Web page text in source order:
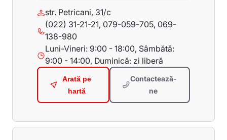
str. Petricani, 31/c
(022) 31-21-21, 079-059-705, 069-
138-980
Luni-Vineri: 9:00 - 18:00, Sâmbătă:
9:00 - 14:00, Duminică: zi liberă
Arată pe
hartă
Contactează-
ne